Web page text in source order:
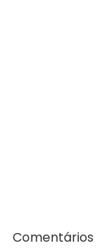
Comentários